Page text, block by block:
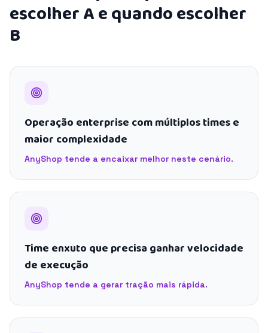
escolher A e quando escolher
B
Operação enterprise com múltiplos times e
maior complexidade
AnyShop tende a encaixar melhor neste cenário.
Time enxuto que precisa ganhar velocidade
de execução
AnyShop tende a gerar tração mais rápida.